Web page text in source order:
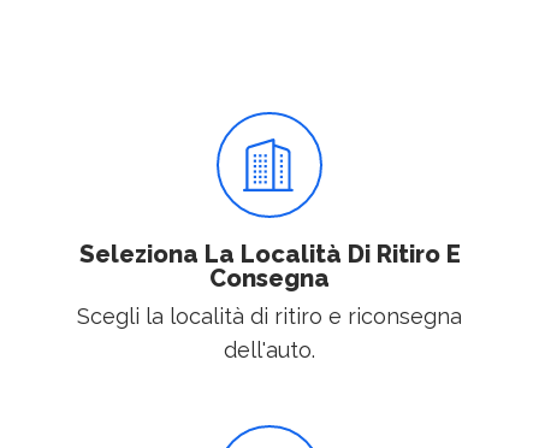
Seleziona La Località Di Ritiro E
Consegna
Scegli la località di ritiro e riconsegna
dell'auto.